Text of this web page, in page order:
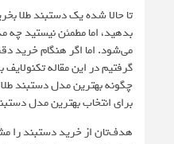
تا حالا شده یک دستبند طلا
بدهید، اما مطمئن نیستید
می‌شود. اما اگر هنگام خرید
گرفتیم در این مقاله
چگونه بهترین مدل دستبند طلا
برای انتخاب بهترین مدل
هدف‌تان از خرید دستبند را